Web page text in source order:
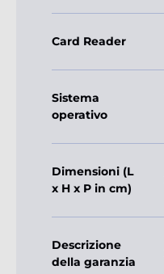
Card Reader
Sistema
operativo
Dimensioni (L
x H x P in cm)
Descrizione
della garanzia